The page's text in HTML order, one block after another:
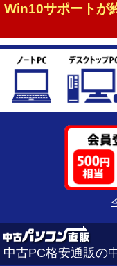
Win10サポートが
中古PC格安通販の